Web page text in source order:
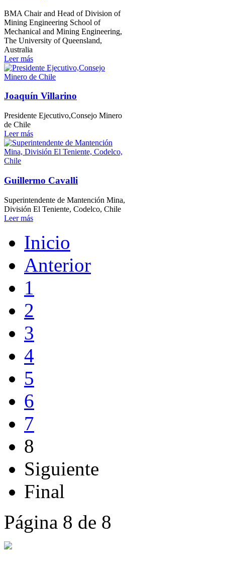
BMA Chair and Head of Division of
Mining Engineering School of
Mechanical and Mining Engineering,
The University of Queensland,
Australia
Leer más
Joaquín Villarino
Presidente Ejecutivo,Consejo Minero
de Chile
Leer más
Guillermo Cavalli
Superintendente de Mantención Mina,
División El Teniente, Codelco, Chile
Leer más
Inicio
Anterior
1
2
3
4
5
6
7
8
Siguiente
Final
Página 8 de 8